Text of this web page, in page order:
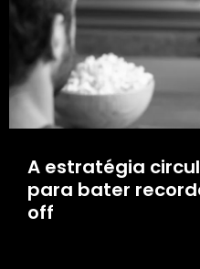
A estratégia
para bater
off